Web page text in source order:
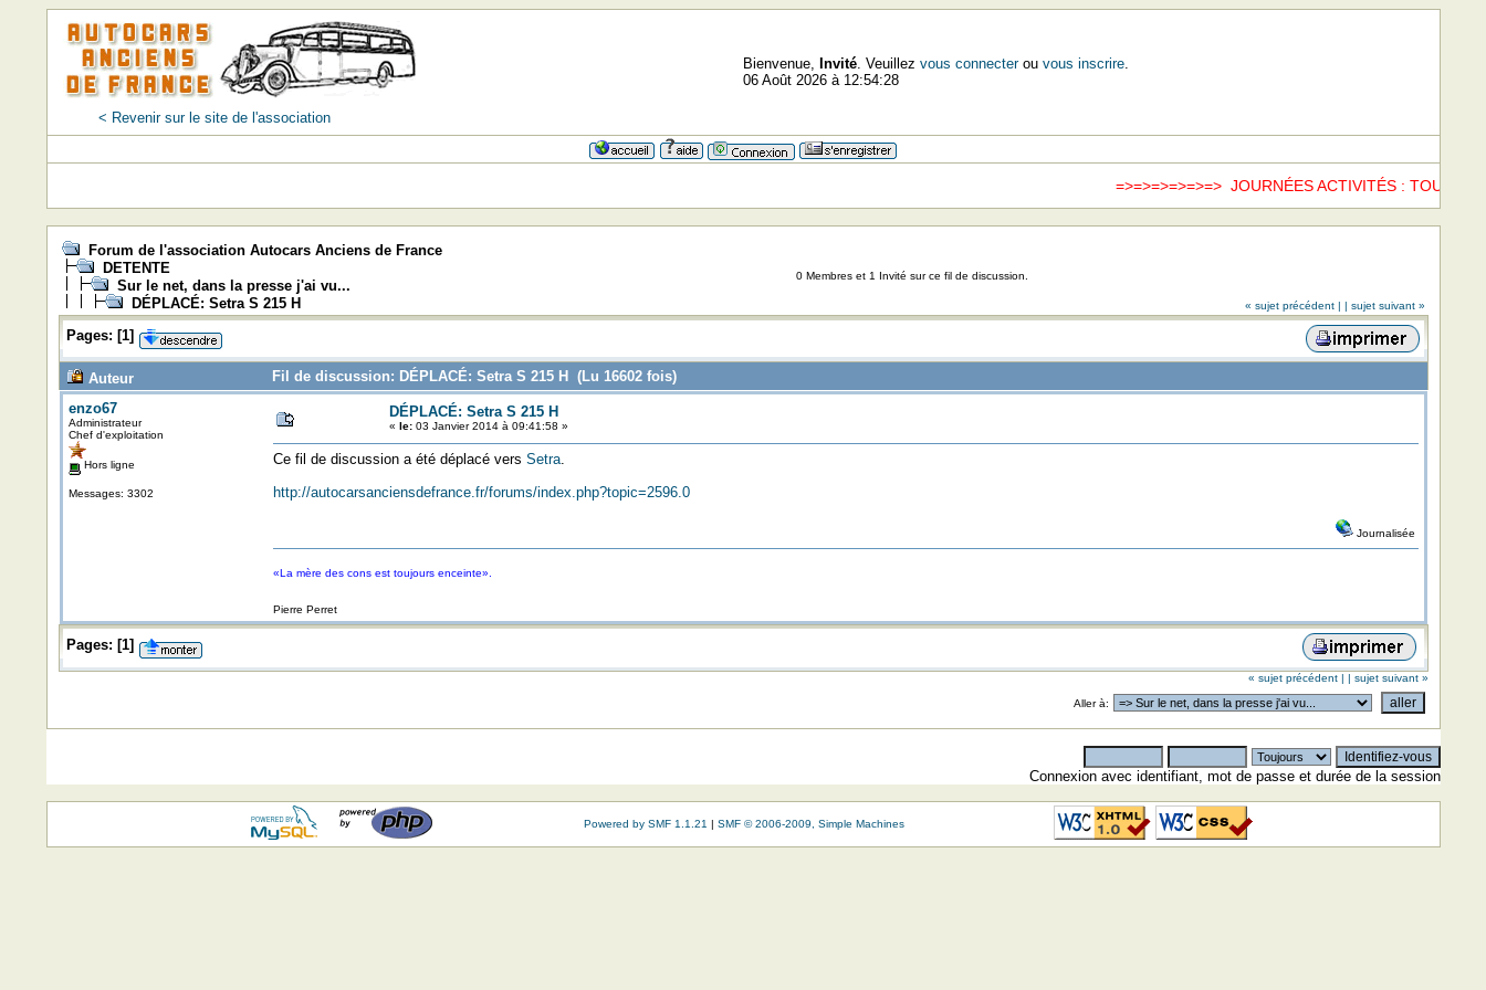
< Revenir sur le site de l'association
Bienvenue, Invité. Veuillez vous connecterou vous inscrire.
06 Août 2026 à 12:54:28
=>=>=>=>=>=> JOURNÉES ACTIVITÉS : TOUS
Forum de l'association Autocars Anciens de France
DETENTE
Sur le net, dans la presse j'ai vu...
DÉPLACÉ: Setra S 215 H
0 Membres et 1 Invité sur ce fil de discussion.
« sujet précédent | | sujet suivant »
Pages: [1]
Auteur
Fil de discussion: DÉPLACÉ: Setra S 215 H (Lu 16602 fois)
enzo67
Administrateur
Chef d'exploitation
Hors ligne
Messages: 3302
DÉPLACÉ: Setra S 215 H
« le:03 Janvier 2014 à 09:41:58 »
Ce fil de discussion a été déplacé vers Setra.
http://autocarsanciensdefrance.fr/forums/index.php?topic=2596.0
Journalisée
«La mère des cons est toujours enceinte».
Pierre Perret
Pages: [1]
« sujet précédent | | sujet suivant »
Aller à:
Connexion avec identifiant, mot de passe et durée de la session
Powered by SMF 1.1.21 | SMF © 2006-2009, Simple Machines